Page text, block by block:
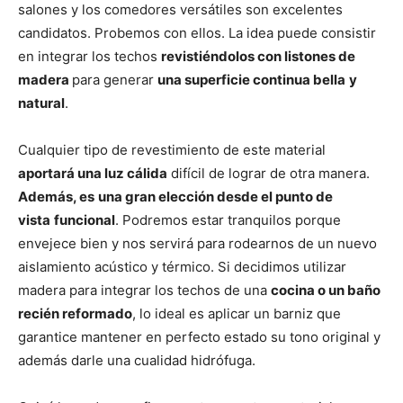
salones y los comedores versátiles son excelentes
candidatos. Probemos con ellos. La idea puede consistir
en integrar los techos revistiéndolos con listones de
madera para generar una superficie continua bella y
natural.
Cualquier tipo de revestimiento de este material
aportará una luz cálida difícil de lograr de otra manera.
Además, es una gran elección desde el punto de
vista funcional. Podremos estar tranquilos porque
envejece bien y nos servirá para rodearnos de un nuevo
aislamiento acústico y térmico. Si decidimos utilizar
madera para integrar los techos de una cocina o un baño
recién reformado, lo ideal es aplicar un barniz que
garantice mantener en perfecto estado su tono original y
además darle una cualidad hidrófuga.